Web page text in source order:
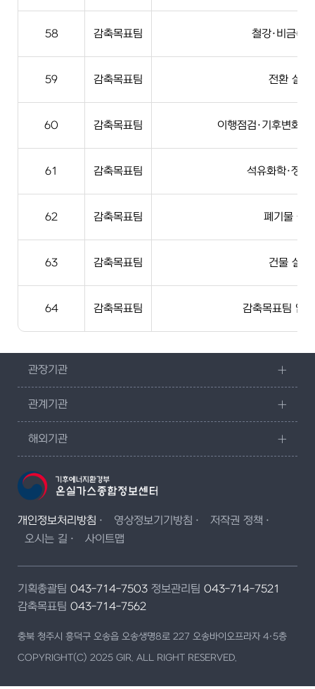
58 감축목표팀 철강·비금속
59 감축목표팀 전환 실무
60 감축목표팀 이행점검·기후변화영
61 감축목표팀 석유화학·정유
62 감축목표팀 폐기물 실
63 감축목표팀 건물 실무
64 감축목표팀 감축목표팀 업
관장기관
관계기관
해외기관
개인정보처리방침 영상정보기기방침
저작권 정책
오시는 길
사이트맵
기획총괄팀 043-714-7503 정보관리팀 043-714-7521
감축목표팀 043-714-7562
충북 청주시 흥덕구 오송읍 오송생명8로 227 오송바이오프라자 4·5층
COPYRIGHT(C) 2025 GIR. ALL RIGHT RESERVED.